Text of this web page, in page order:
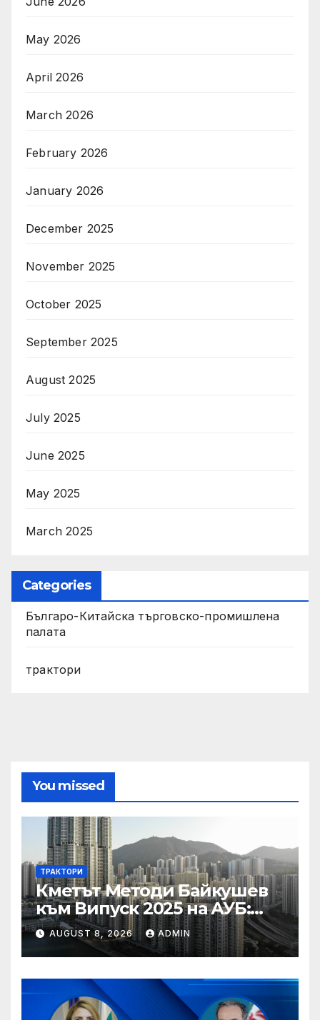
May 2026
April 2026
March 2026
February 2026
January 2026
December 2025
November 2025
October 2025
September 2025
August 2025
July 2025
June 2025
May 2025
March 2025
Categories
Българо-Китайска търговско-промишлена
палата
трактори
You missed
ТРАКТОРИ
Кметът Методи Байкушев
към Випуск 2025 на АУБ:
“Помнете Благоевград и се
връщайте тук!”
AUGUST 8, 2026 ADMIN